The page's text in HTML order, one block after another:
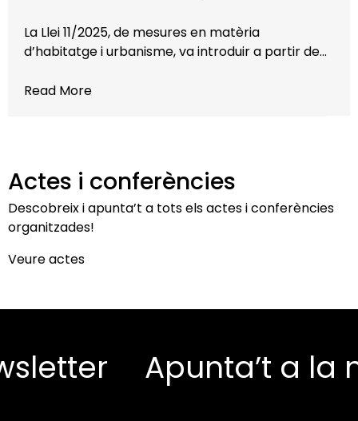
La Llei 11/2025, de mesures en matèria
d’habitatge i urbanisme, va introduir a partir de…
Read More
Actes i conferències
Descobreix i apunta’t a tots els actes i conferències
organitzades!
Veure actes
Apunta’t a la